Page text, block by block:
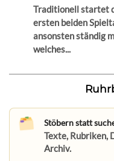
Traditionell startet
ersten beiden
ansonsten ständig
welches...
Stöbern statt
Texte, Rubriken,
Archiv.